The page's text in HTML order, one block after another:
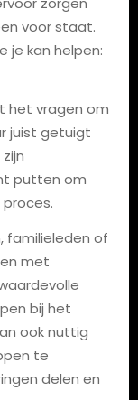
voor staat.
je kan helpen:
het vragen om
juist getuigt
putten om
familieleden of
met
bij het
ook nuttig
te
delen en